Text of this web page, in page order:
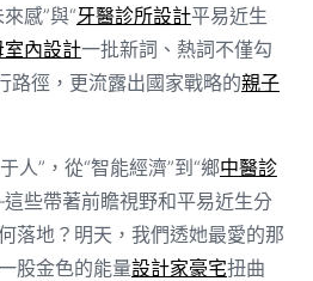
感”與“牙醫診所設計平易近生
室內設計一批新詞、熱詞不僅勾
路徑，更流露出國家戰略的親子
人”，從“智能經濟”到“鄉中醫診
些帶著前瞻視野和平易近生分
落地？明天，我們透她最愛的那
股金色的能量設計家豪宅扭曲